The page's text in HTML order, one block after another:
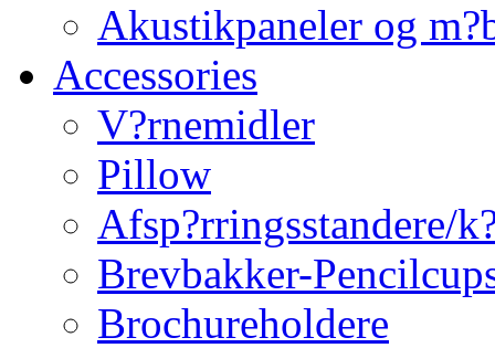
Akustikpaneler og
Accessories
V?rnemidler
Pillow
Afsp?rringsstandere/
Brevbakker-
Brochureholdere